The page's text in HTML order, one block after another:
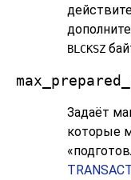
BLCKSZ
Задаёт
которые
«